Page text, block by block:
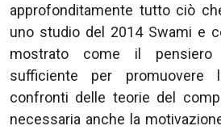
approfonditamente tutto ciò
uno studio del 2014 Swami e
mostrato come il
sufficiente per promuovere
confronti delle teorie del
necessaria anche la